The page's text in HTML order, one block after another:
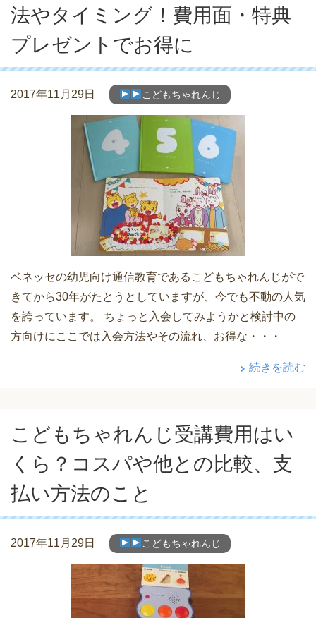
法やタイミング！費用面・特典
プレゼントでお得に
2017年11月29日 こどもちゃれんじ
ベネッセの幼児向け通信教育であるこどもちゃれんじがで
きてから30年がたとうとしていますが、今でも不動の人気
を誇っています。 ちょっと入会してみようかと検討中の
方向けにここでは入会方法やその流れ、お得な・・・
続きを読む
こどもちゃれんじ受講費用はい
くら？コスパや他との比較、支
払い方法のこと
2017年11月29日 こどもちゃれんじ